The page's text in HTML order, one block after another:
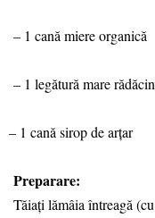
– 1 cană miere organică
– 1 legătură mare
– 1 cană sirop de arțar
Preparare:
Tăiați lămâia întreagă